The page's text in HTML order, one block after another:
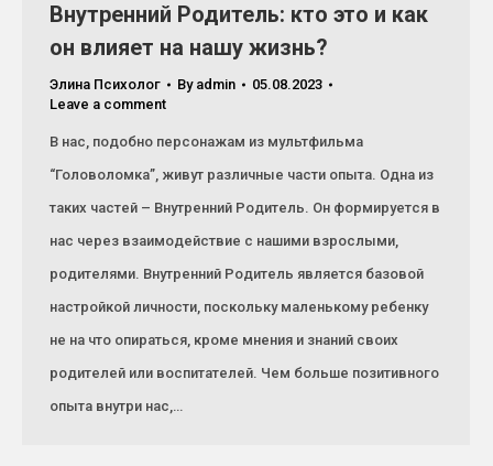
Внутренний Родитель: кто это и как
он влияет на нашу жизнь?
Элина Психолог By admin
05.08.2023
Leave a comment
В нас, подобно персонажам из мультфильма
“Головоломка”, живут различные части опыта. Одна из
таких частей – Внутренний Родитель. Он формируется в
нас через взаимодействие с нашими взрослыми,
родителями. Внутренний Родитель является базовой
настройкой личности, поскольку маленькому ребенку
не на что опираться, кроме мнения и знаний своих
родителей или воспитателей. Чем больше позитивного
опыта внутри нас,…